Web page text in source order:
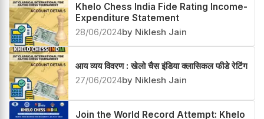
Khelo Chess India Fide Rating Income-
Expenditure Statement
28/06/2024by Niklesh Jain
आय व्यय विवरण : खेलो चैस इंडिया क्लासिकल फीडे रेटिंग
27/06/2024by Niklesh Jain
Join the World Record Attempt: Khelo